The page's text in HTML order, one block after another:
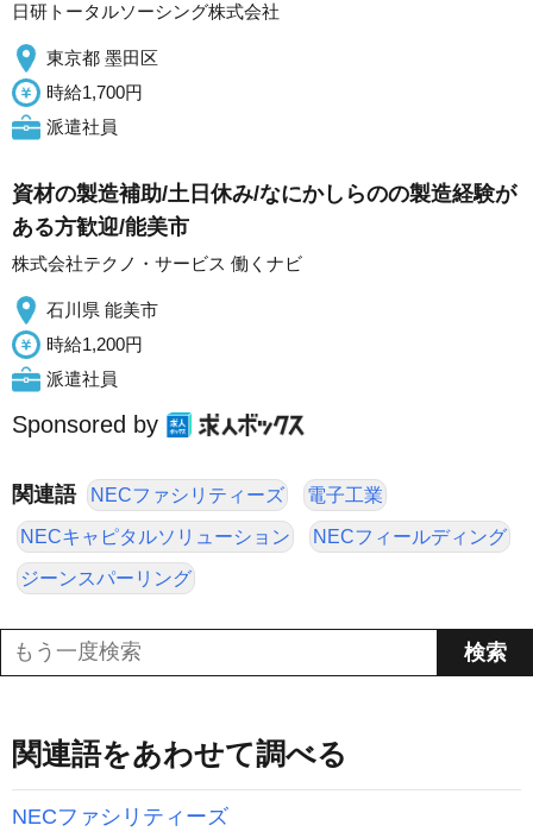
日研トータルソーシング株式会社
東京都 墨田区
時給1,700円
派遣社員
資材の製造補助/土日休み/なにかしらのの製造経験が
ある方歓迎/能美市
株式会社テクノ・サービス 働くナビ
石川県 能美市
時給1,200円
派遣社員
Sponsored by
関連語 NECファシリティーズ 電子工業
NECキャピタルソリューション NECフィールディング
ジーンスパーリング
関連語をあわせて調べる
NECファシリティーズ